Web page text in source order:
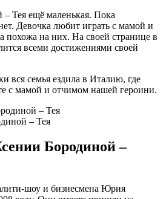
Тея ещё маленькая. Пока
Девочка любит играть с мамой и
похожа на них. На своей странице в
всеми достижениями своей
вся семья ездила в Италию, где
с мамой и отчимом нашей героини.
– Тея
Бородиной –
шоу и бизнесмена Юрия